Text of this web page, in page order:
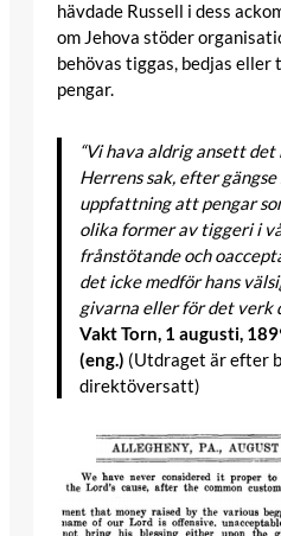
hävdade Russell i dess
om Jehova stöder
behövas tiggas, bedjas eller
pengar.
“Vi hava aldrig ansett
Herrens sak, efter
uppfattning att pengar
olika former av tiggeri i
frånstötande och
det icke medför hans
givarna eller för det verk
Vakt Torn, 1 augusti,
(eng.) (Utdraget är efter
direktöversatt)